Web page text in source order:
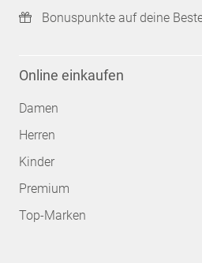
Bonuspunkte auf deine
Online einkaufen
Damen
Herren
Kinder
Premium
Top-Marken